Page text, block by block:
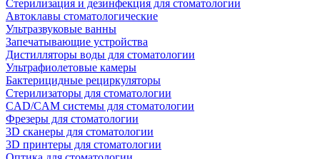
Стерилизация и дезинфекция для стоматологии
Автоклавы стоматологические
Ультразвуковые ванны
Запечатывающие устройства
Дистилляторы воды для стоматологии
Ультрафиолетовые камеры
Бактерицидные рециркуляторы
Стерилизаторы для стоматологии
CAD/CAM системы для стоматологии
Фрезеры для стоматологии
3D cканеры для стоматологии
3D принтеры для стоматологии